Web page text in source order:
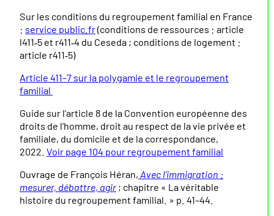
Sur les conditions du regroupement familial en France
: service public.fr(conditions de ressources : article
l411‑5 et r411‑4 du Ceseda ; conditions de logement :
article r411‑5)
Article 411–7 sur la polygamie et le regroupement
familial
Guide sur l’article 8 de la Convention européenne des
droits de l’homme, droit au respect de la vie privée et
familiale, du domicile et de la correspondance,
2022. Voir page 104 pour regroupement familial
Ouvrage de François Héran, Avec l’immigration :
mesurer, débattre, agir ; chapitre « La véritable
histoire du regroupement familial. » p. 41–44.